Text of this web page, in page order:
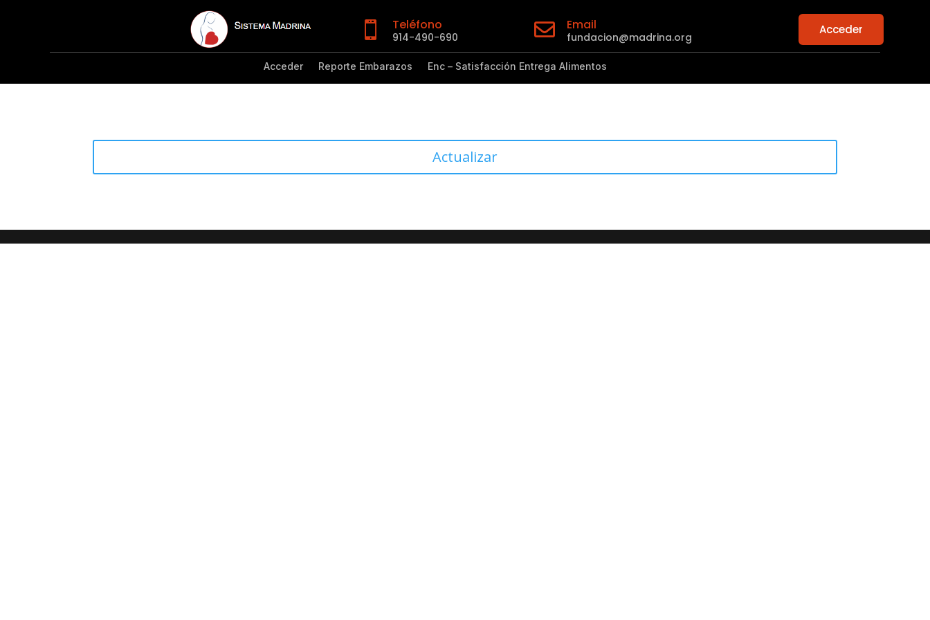
 Teléfono
914-490-690  Email
fundacion@madrina.org
Acceder
Acceder Reporte Embarazos Enc – Satisfacción Entrega Alimentos
Actualizar